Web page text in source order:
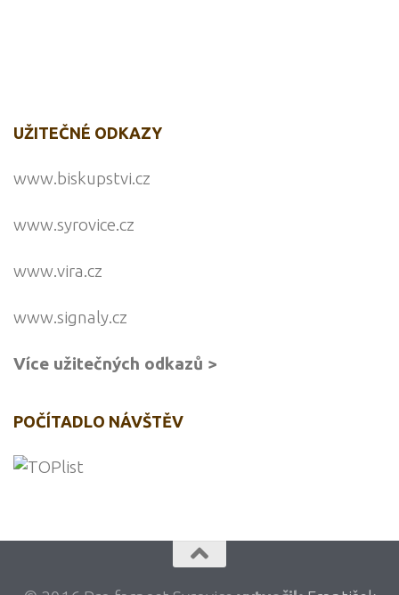
UŽITEČNÉ ODKAZY
www.biskupstvi.cz
www.syrovice.cz
www.vira.cz
www.signaly.cz
Více užitečných odkazů >
POČÍTADLO NÁVŠTĚV